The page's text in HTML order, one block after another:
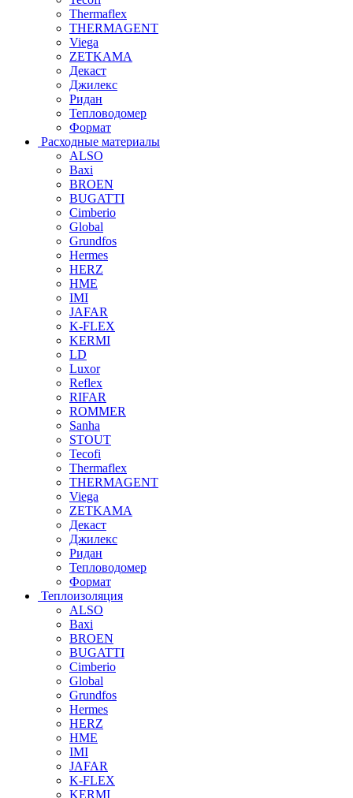
Thermaflex
THERMAGENT
Viega
ZETKAMA
Декаст
Джилекс
Ридан
Тепловодомер
Формат
Расходные материалы
ALSO
Baxi
BROEN
BUGATTI
Cimberio
Global
Grundfos
Hermes
HERZ
HME
IMI
JAFAR
K-FLEX
KERMI
LD
Luxor
Reflex
RIFAR
ROMMER
Sanha
STOUT
Tecofi
Thermaflex
THERMAGENT
Viega
ZETKAMA
Декаст
Джилекс
Ридан
Тепловодомер
Формат
Теплоизоляция
ALSO
Baxi
BROEN
BUGATTI
Cimberio
Global
Grundfos
Hermes
HERZ
HME
IMI
JAFAR
K-FLEX
KERMI